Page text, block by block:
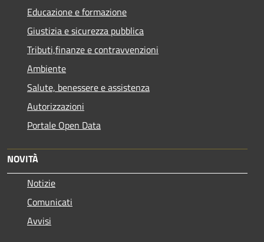
Educazione e formazione
Giustizia e sicurezza pubblica
Tributi,finanze e contravvenzioni
Ambiente
Salute, benessere e assistenza
Autorizzazioni
Portale Open Data
NOVITÀ
Notizie
Comunicati
Avvisi